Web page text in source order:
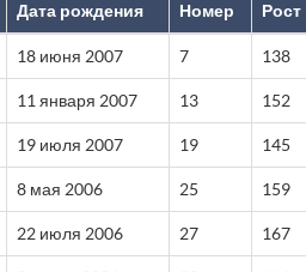
Дата рождения Номер Рост
18 июня 2007 7 138
11 января 2007 13 152
19 июля 2007 19 145
8 мая 2006 25 159
22 июля 2006 27 167